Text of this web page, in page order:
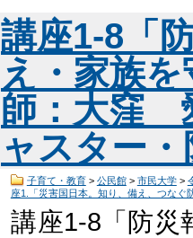
講座1-8「
え・家族
師：大窪
ャスター
子育て・教育> 公民館> 市民大学>
座1.「災害国日本。知り、備え、つなぐ
講座1-8「防災